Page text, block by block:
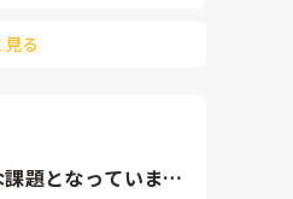
る
題となっています